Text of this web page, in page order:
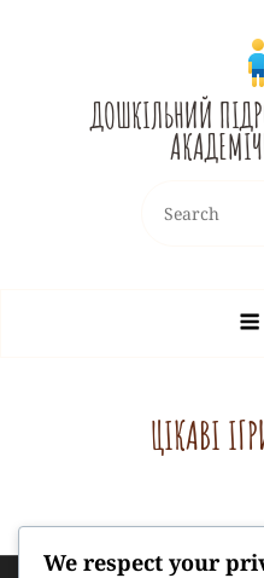
ДОШКІЛЬНИЙ
for:
ЦІКАВІ
We respect your